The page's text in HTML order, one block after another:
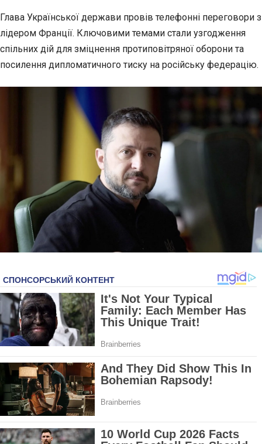
Глава Української держави провів телефонні переговори з
лідером Франції. Ключовими темами стали узгодження
спільних дій для зміцнення протиповітряної оборони та
посилення дипломатичного тиску на російську федерацію.